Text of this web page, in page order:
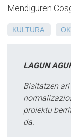
Mendiguren
KULTURA
LAGUN
Bisitatzen ari
proiektu
da.